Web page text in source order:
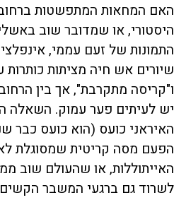
האם המחאות המתפשטות
היסטורי, או שמדובר שוב
התמונות של זעם עממי,
שיורים אש חיה מציתות
ו"קריסה מתקרבת", אך בין
יש לעיתים פער עמוק. השאלה
האיראני כועס (הוא כועס כבר
הפעם מסה קריטית שמסוגלת
האייתוללות, או שהעולם שוב
לשרוד גם ברגעי המשבר הקשים